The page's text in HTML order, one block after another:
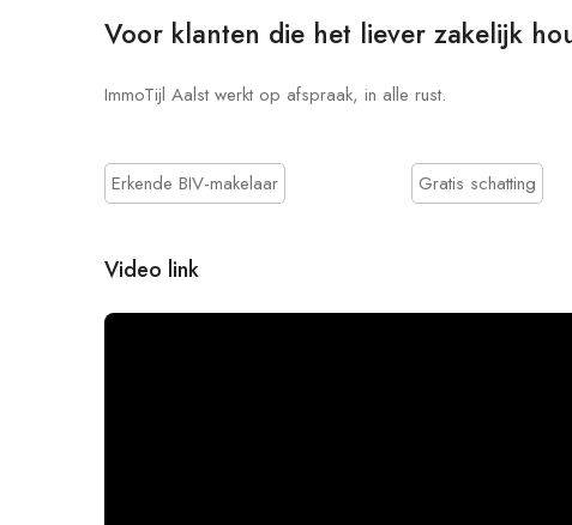
Voor klanten die het liever zakelijk
ImmoTijl Aalst werkt op afspraak, in alle rust.
Erkende BIV-makelaar Gratis schatting
Video link